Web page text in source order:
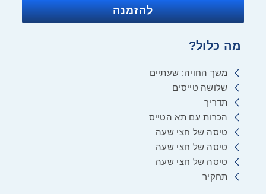
להזמנה
מה כלול?
משך החויה: שעתיים
שלושה טייסים
תדריך
הכרות עם תא הטייס
טיסה של חצי שעה
טיסה של חצי שעה
טיסה של חצי שעה
תחקיר